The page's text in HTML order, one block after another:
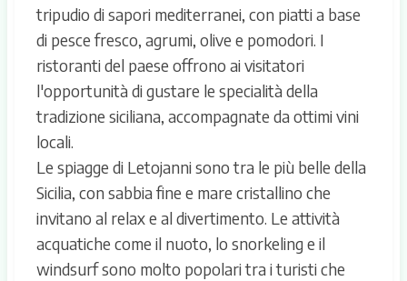
tripudio di sapori mediterranei, con piatti a base
di pesce fresco, agrumi, olive e pomodori. I
ristoranti del paese offrono ai visitatori
l'opportunità di gustare le specialità della
tradizione siciliana, accompagnate da ottimi vini
locali.
Le spiagge di Letojanni sono tra le più belle della
Sicilia, con sabbia fine e mare cristallino che
invitano al relax e al divertimento. Le attività
acquatiche come il nuoto, lo snorkeling e il
windsurf sono molto popolari tra i turisti che